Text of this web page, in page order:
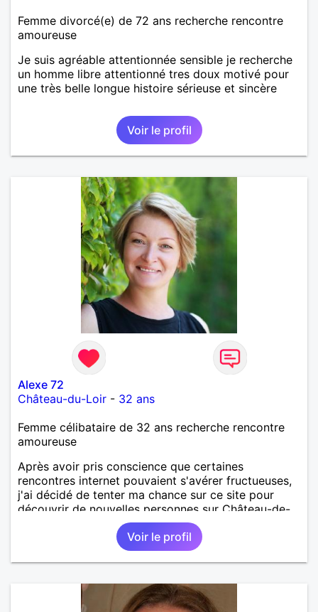
Femme divorcé(e) de 72 ans recherche rencontre
amoureuse
Je suis agréable attentionnée sensible je recherche
un homme libre attentionné tres doux motivé pour
une très belle longue histoire sérieuse et sincère
Voir le profil
Alexe 72
Château-du-Loir - 32 ans
Femme célibataire de 32 ans recherche rencontre
amoureuse
Après avoir pris conscience que certaines
rencontres internet pouvaient s'avérer fructueuses,
j'ai décidé de tenter ma chance sur ce site pour
découvrir de nouvelles personnes sur Château-de-
Loir voire Le Mans ou La Flèche !
Voir le profil